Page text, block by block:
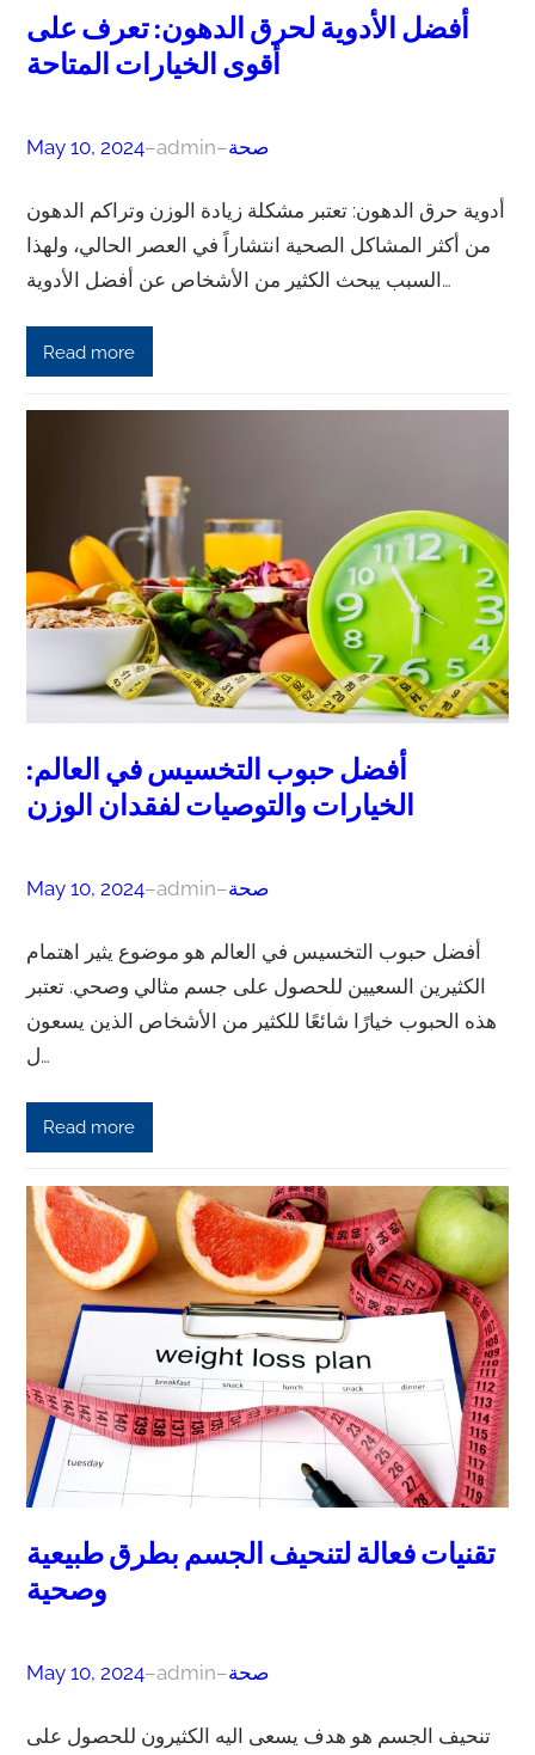
أفضل الأدوية لحرق الدهون: تعرف على
أقوى الخيارات المتاحة
May 10, 2024–admin–صحة
أدوية حرق الدهون: تعتبر مشكلة زيادة الوزن وتراكم الدهون
من أكثر المشاكل الصحية انتشاراً في العصر الحالي، ولهذا
السبب يبحث الكثير من الأشخاص عن أفضل الأدوية…
Read more
أفضل حبوب التخسيس في العالم:
الخيارات والتوصيات لفقدان الوزن
May 10, 2024–admin–صحة
أفضل حبوب التخسيس في العالم هو موضوع يثير اهتمام
الكثيرين السعيين للحصول على جسم مثالي وصحي. تعتبر
هذه الحبوب خيارًا شائعًا للكثير من الأشخاص الذين يسعون
ل…
Read more
تقنيات فعالة لتنحيف الجسم بطرق طبيعية
وصحية
May 10, 2024–admin–صحة
تنحيف الجسم هو هدف يسعى اليه الكثيرون للحصول على